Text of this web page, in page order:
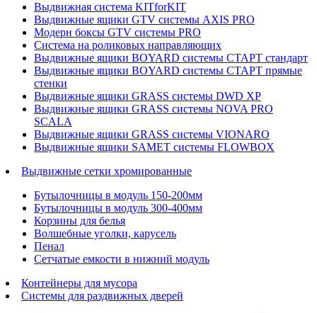
Выдвижная система KITforKIT
Выдвижные ящики GTV системы AXIS PRO
Модерн боксы GTV системы PRO
Система на роликовых направляющих
Выдвижные ящики BOYARD системы СТАРТ стандарт
Выдвижные ящики BOYARD системы СТАРТ прямые
стенки
Выдвижные ящики GRASS системы DWD XP
Выдвижные ящики GRASS системы NOVA PRO
SCALA
Выдвижные ящики GRASS системы VIONARO
Выдвижные ящики SAMET системы FLOWBOX
Выдвижные сетки хромированные
Бутылочницы в модуль 150-200мм
Бутылочницы в модуль 300-400мм
Корзины для белья
Волшебные уголки, карусель
Пенал
Cетчатые емкости в нижний модуль
Контейнеры для мусора
Системы для раздвижных дверей